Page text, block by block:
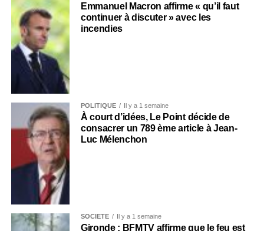
Emmanuel Macron affirme « qu’il faut
continuer à discuter » avec les
incendies
POLITIQUE Il y a 1 semaine
À court d’idées, Le Point décide de
consacrer un 789 ème article à Jean-
Luc Mélenchon
SOCIÉTÉ Il y a 1 semaine
Gironde : BFMTV affirme que le feu est